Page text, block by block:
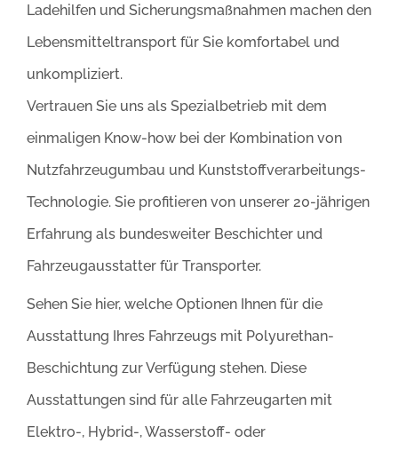
Ladehilfen und Sicherungsmaßnahmen machen den
Lebensmitteltransport für Sie komfortabel und
unkompliziert.
Vertrauen Sie uns als Spezialbetrieb mit dem
einmaligen Know-how bei der Kombination von
Nutzfahrzeugumbau und Kunststoffverarbeitungs-
Technologie. Sie profitieren von unserer 20-jährigen
Erfahrung als bundesweiter Beschichter und
Fahrzeugausstatter für Transporter.
Sehen Sie hier, welche Optionen Ihnen für die
Ausstattung Ihres Fahrzeugs mit Polyurethan-
Beschichtung zur Verfügung stehen. Diese
Ausstattungen sind für alle Fahrzeugarten mit
Elektro-, Hybrid-, Wasserstoff- oder